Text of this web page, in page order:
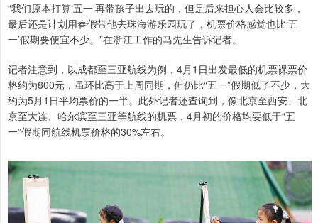
“我们原本打算‘五一’再带孩子出去玩的，但是后来担心人会比较多，
最后还是计划用春假带他去珠海游乐园玩了，机票价格感觉也比‘五
一’假期要便宜不少。”在浙江工作的马先生告诉记者。
记者注意到，以成都至三亚航线为例，4月1日出发最低的机票裸票价
格约为800元，虽环比高于上周同期，但仍比“五一”假期低了不少，大
约为5月1日平均票价的一半。此外记者还查询到，像北京至西安、北
京至大连、哈尔滨至三亚等航线的机票，4月初的价格均要低于“五
一”假期同航线机票价格的30%左右。